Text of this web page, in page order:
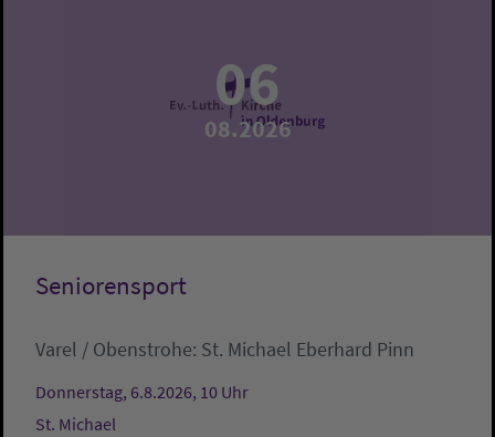
06
08.2026
Seniorensport
Varel / Obenstrohe: St. Michael Eberhard Pinn
Donnerstag, 6.8.2026, 10 Uhr
St. Michael